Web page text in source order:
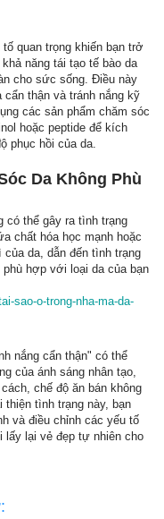
quan trọng khiến bạn trở
năng tái tạo tế bào da
cho sức sống. Điều này
thận và tránh nắng kỹ
các sản phẩm chăm sóc
hoặc peptide để kích
phục hồi của da.
Da Không Phù
có thể gây ra tình trạng
chất hóa học mạnh hoặc
da, dẫn đến tình trạng
hợp với loại da của bạn
sao-o-trong-nha-ma-da-
nắng cẩn thận" có thể
của ánh sáng nhân tạo,
chế độ ăn bán không
thiện tình trạng này, bạn
và điều chỉnh các yếu tố
lấy lại vẻ đẹp tự nhiên cho